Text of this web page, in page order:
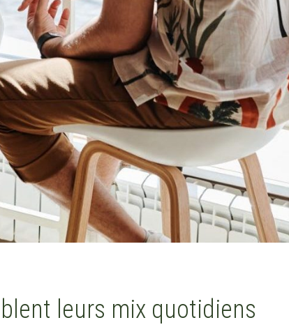
leurs mix quotidiens